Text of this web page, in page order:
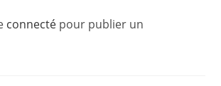
connecté pour publier un